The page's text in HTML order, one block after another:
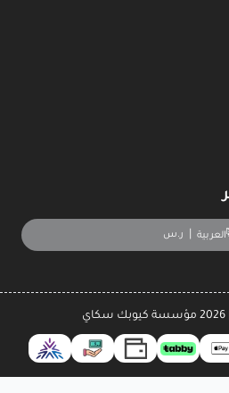
العربية ر.س
مؤسسة كيوبك سكاي